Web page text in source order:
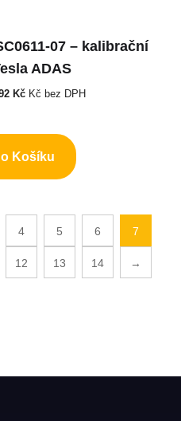
07 – kalibrační
ADAS
KčKč bez DPH
Košíku
4 5 6 7
12 13 14 →